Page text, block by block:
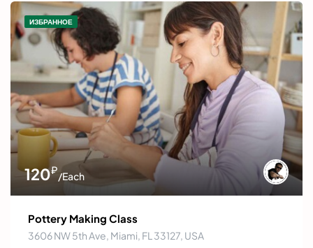
ИЗБРАННОЕ
120₽/Each
Pottery Making Class
3606 NW 5th Ave, Miami, FL 33127, USA